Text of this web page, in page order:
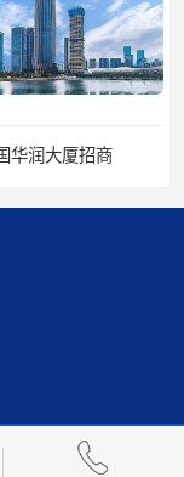
华润大厦招商
置地大厦招租